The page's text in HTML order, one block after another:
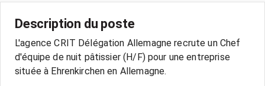
Description du poste
L'agence CRIT Délégation Allemagne recrute un Chef
d'équipe de nuit pâtissier (H/F) pour une entreprise
située à Ehrenkirchen en Allemagne.